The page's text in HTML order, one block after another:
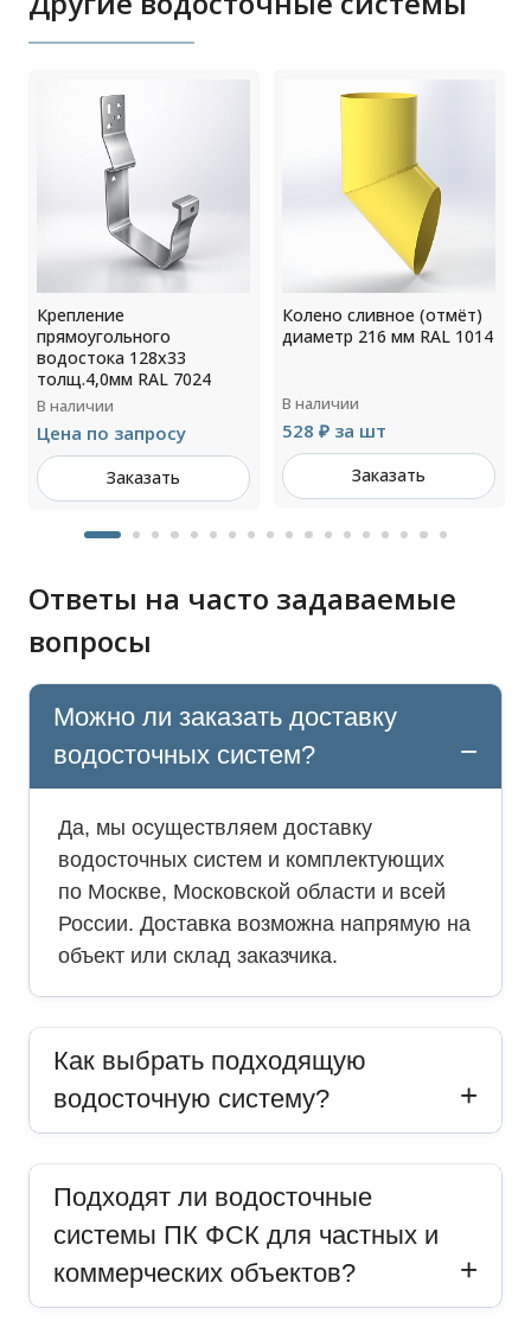
Крепление
прямоугольного
водостока 128х33
толщ.4,0мм RAL 7024
В наличии
Цена по запросу
Заказать
Колено сливное (отмёт)
диаметр 216 мм RAL 1014
В наличии
528 ₽ за шт
Заказать
Ответы на часто задаваемые
вопросы
Можно ли заказать доставку
водосточных систем?
Да, мы осуществляем доставку
водосточных систем и комплектующих
по Москве, Московской области и всей
России. Доставка возможна напрямую на
объект или склад заказчика.
Как выбрать подходящую
водосточную систему?
Подходят ли водосточные
системы ПК ФСК для частных и
коммерческих объектов?